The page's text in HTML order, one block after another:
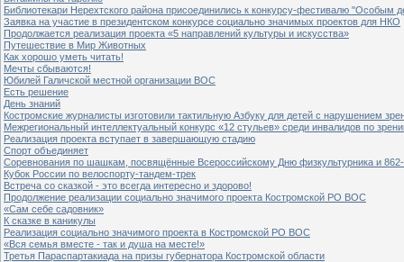
Библиотекари Нерехтского района присоединились к конкурсу-фестивалю "Особым
Заявка на участие в президентском конкурсе социально значимых проектов для НКО
Продолжается реализация проекта «5 направлений культуры и искусства»
Путешествие в Мир Животных
Как хорошо уметь читать!
Мечты сбываются!
Юбилей Галичской местной организации ВОС
Есть решение
День знаний
Костромские журналисты изготовили тактильную Азбуку для детей с нарушением
Межрегиональный интеллектуальный конкурс «12 стульев» среди инвалидов по
Реализация проекта вступает в завершающую стадию
Спорт объединяет
Соревнования по шашкам, посвящённые Всероссийскому Дню физкультурника и
Кубок России по велоспорту-тандем-трек
Встреча со сказкой - это всегда интересно и здорово!
Продолжение реализации социально значимого проекта Костромской РО ВОС
«Сам себе садовник»
К сказке в каникулы
Реализация социально значимого проекта в Костромской РО ВОС
«Вся семья вместе - так и душа на месте!»
Третья Параспартакиада на призы губернатора Костромской области